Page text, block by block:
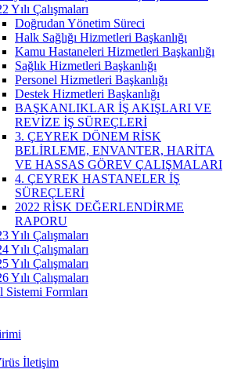
Yılı Çalışmaları
Doğrudan Yönetim Süreci
Halk Sağlığı Hizmetleri Başkanlığı
Kamu Hastaneleri Hizmetleri Başkanlığı
Sağlık Hizmetleri Başkanlığı
Personel Hizmetleri Başkanlığı
Destek Hizmetleri Başkanlığı
BAŞKANLIKLAR İŞ AKIŞLARI VE
REVİZE İŞ SÜREÇLERİ
3. ÇEYREK DÖNEM RİSK
BELİRLEME, ENVANTER, HARİTA
VE HASSAS GÖREV ÇALIŞMALARI
4. ÇEYREK HASTANELER İŞ
SÜREÇLERİ
2022 RİSK DEĞERLENDİRME
RAPORU
Yılı Çalışmaları
Yılı Çalışmaları
Yılı Çalışmaları
Yılı Çalışmaları
Formları
İletişim